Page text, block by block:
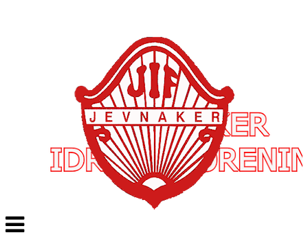
Veksle
navigasjon